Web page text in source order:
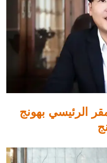
الرئيسي بهونج